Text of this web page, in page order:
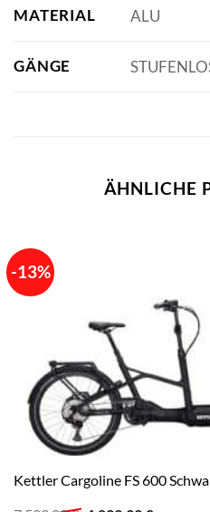
MATERIAL ALU
GÄNGE
ÄHNLICHE
-13%
Kettler Cargoline FS 600